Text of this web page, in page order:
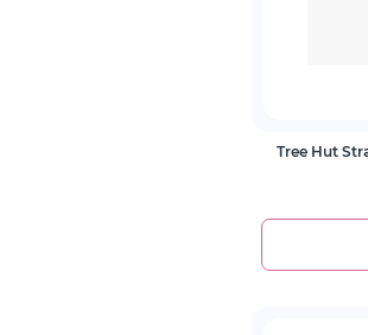
Tree Hut